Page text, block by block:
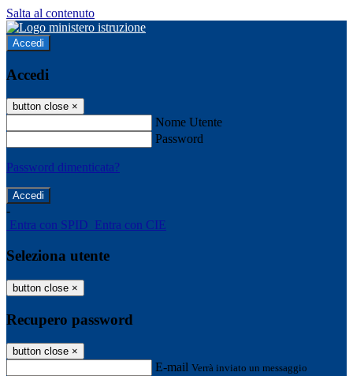
Salta al contenuto
Accedi
Accedi
button close ×
Nome Utente
Password
Password dimenticata?
-
Entra con SPID Entra con CIE
Seleziona utente
button close ×
Recupero password
button close ×
E-mail Verrà inviato un messaggio